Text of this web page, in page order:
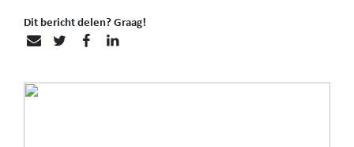
Dit bericht delen? Graag!